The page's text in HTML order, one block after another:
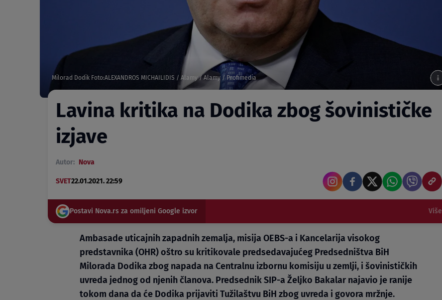
Milorad Dodik Foto:ALEXANDROS MICHAILIDIS / Alamy / Alamy / Profimedia
Lavina kritika na Dodika zbog šovinističke
izjave
Autor: Nova
SVET22.01.2021. 22:59
Postavi Nova.rs za omiljeni Google izvor Više
Ambasade uticajnih zapadnih zemalja, misija OEBS-a i Kancelarija visokog
predstavnika (OHR) oštro su kritikovale predsedavajućeg Predsedništva BiH
Milorada Dodika zbog napada na Centralnu izbornu komisiju u zemlji, i šovinističkih
uvreda jednog od njenih članova. Predsednik SIP-a Željko Bakalar najavio je ranije
tokom dana da će Dodika prijaviti Tužilaštvu BiH zbog uvreda i govora mržnje.